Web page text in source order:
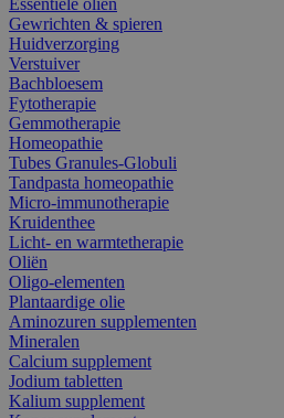
Gewrichten & spieren
Huidverzorging
Verstuiver
Bachbloesem
Fytotherapie
Gemmotherapie
Homeopathie
Tubes Granules-Globuli
Tandpasta homeopathie
Micro-immunotherapie
Kruidenthee
Licht- en warmtetherapie
Oliën
Oligo-elementen
Plantaardige olie
Aminozuren supplementen
Mineralen
Calcium supplement
Jodium tabletten
Kalium supplement